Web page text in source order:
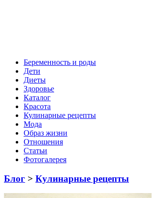
Беременность и роды
Дети
Диеты
Здоровье
Каталог
Красота
Кулинарные рецепты
Мода
Образ жизни
Отношения
Статьи
Фотогалерея
Блог > Кулинарные рецепты